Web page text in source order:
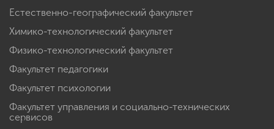
Естественно-географический факультет
Химико-технологический факультет
Физико-технологический факультет
Факультет педагогики
Факультет психологии
Факультет управления и социально-технических
сервисов